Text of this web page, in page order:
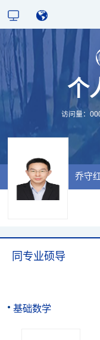
个
访问量：
乔守
同专业硕导
基础数学